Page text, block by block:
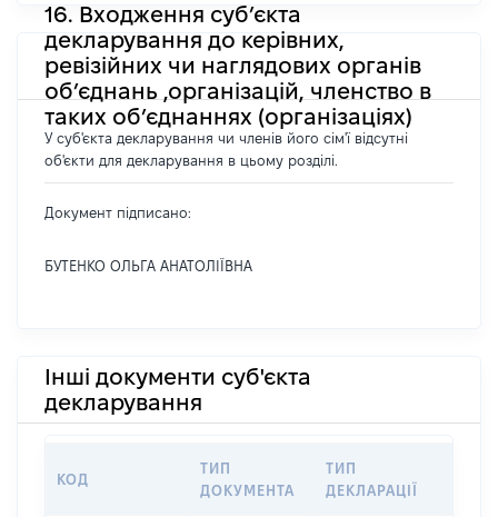
16. Входження суб’єкта
декларування до керівних,
ревізійних чи наглядових органів
об’єднань ,організацій, членство в
таких об’єднаннях (організаціях)
У суб'єкта декларування чи членів його сім'ї відсутні
об'єкти для декларування в цьому розділі.
Документ підписано:
БУТЕНКО ОЛЬГА АНАТОЛІЇВНА
Інші документи суб'єкта
декларування
КОД
ТИП
ДОКУМЕНТА
ТИП
ДЕКЛАРАЦІЇ